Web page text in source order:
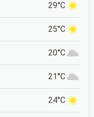
29°C
25°C
20°C
21°C
24°C